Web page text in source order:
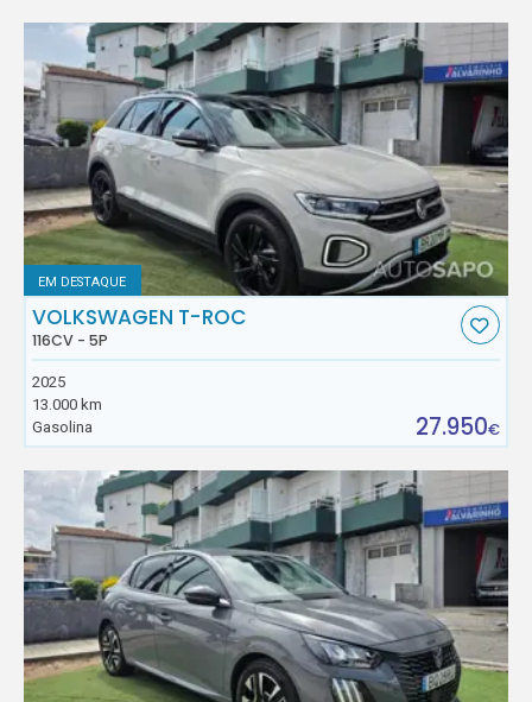
EM DESTAQUE
VOLKSWAGEN T-ROC
116CV - 5P
2025
13.000 km
Gasolina
27.950€